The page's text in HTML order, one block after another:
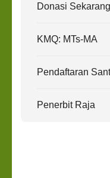
Donasi Sekarang
KMQ: MTs-MA
Pendaftaran
Penerbit Raja